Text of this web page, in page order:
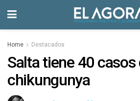
Home Destacados
Salta tiene 40 casos
chikungunya